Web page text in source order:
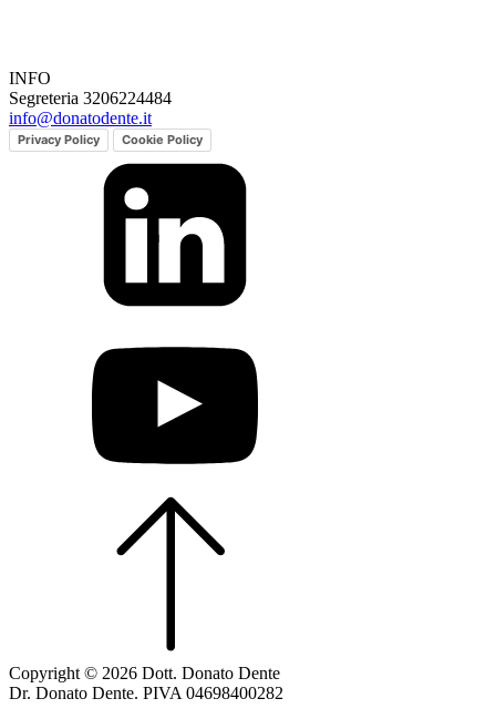
INFO
Segreteria 3206224484
info@donatodente.it
Privacy Policy Cookie Policy
Copyright © 2026 Dott. Donato Dente
Dr. Donato Dente. PIVA 04698400282